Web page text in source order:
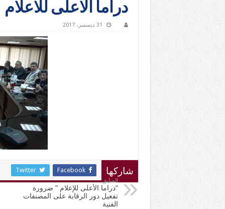
دراما الاعلى للاعلام
31 ديسمبر، 2017
شاركها Facebook
Twitter
السابق
“دراما الأعلى للإعلام ” ضرورة
تفعيل دور الرقابة على المصنفات
الفنية